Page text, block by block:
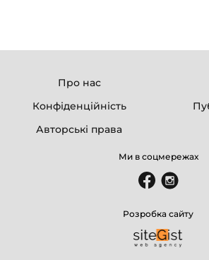
Про нас
Конфіденційність
Авторські права
Ми в соцмережах
Розробка сайту